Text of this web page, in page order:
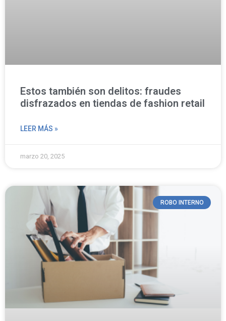
Estos también son delitos: fraudes
disfrazados en tiendas de fashion retail
LEER MÁS »
marzo 20, 2025
ROBO INTERNO